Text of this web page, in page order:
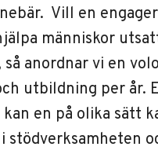
Vill en
människor
anordnar vi en
utbildning per år.
en på olika sätt
i stödverksamheten